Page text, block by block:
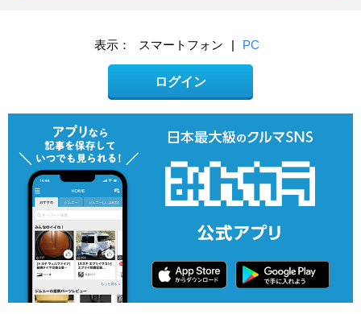
表示： スマートフォン | PC
ログイン